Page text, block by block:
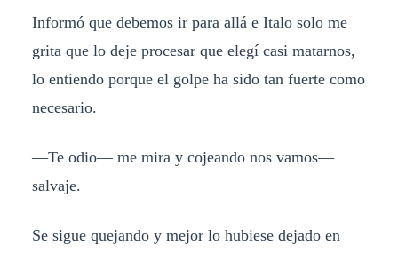
Informó que debemos ir para allá e Italo solo me
grita que lo deje procesar que elegí casi matarnos,
lo entiendo porque el golpe ha sido tan fuerte como
necesario.
—Te odio— me mira y cojeando nos vamos—
salvaje.
Se sigue quejando y mejor lo hubiese dejado en